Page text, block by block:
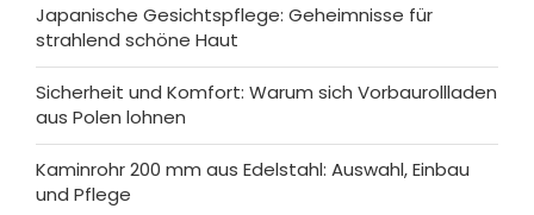
Japanische Gesichtspflege: Geheimnisse für
strahlend schöne Haut
Sicherheit und Komfort: Warum sich Vorbaurollladen
aus Polen lohnen
Kaminrohr 200 mm aus Edelstahl: Auswahl, Einbau
und Pflege